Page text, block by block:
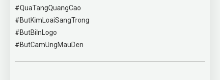
#QuaTangQuangCao
#ButKimLoaiSangTrong
#ButBiInLogo
#ButCamUngMauDen